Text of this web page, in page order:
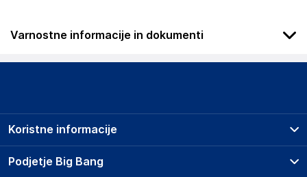
Varnostne informacije in dokumenti
Podatki o proizvajalcu
Haba Trading B.V.
The Netherlands
Podjetje Big Bang
Koristne informacije
Prodajna mesta